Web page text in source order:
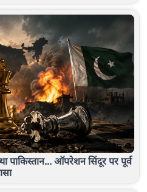
पाकिस्तान... ऑपरेशन सिंदूर पर पूर्व